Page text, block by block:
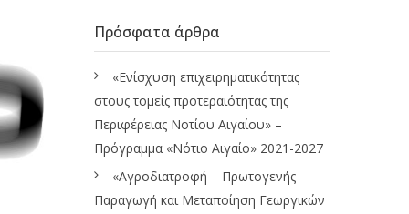
Πρόσφατα άρθρα
«Ενίσχυση επιχειρηματικότητας
στους τομείς προτεραιότητας της
Περιφέρειας Νοτίου Αιγαίου» –
Πρόγραμμα «Νότιο Αιγαίο» 2021-2027
«Αγροδιατροφή – Πρωτογενής
Παραγωγή και Μεταποίηση Γεωργικών